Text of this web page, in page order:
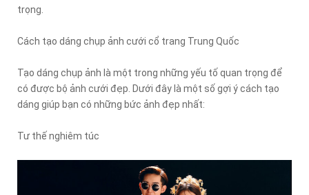
trọng.
Cách tạo dáng chụp ảnh cưới cổ trang Trung Quốc
Tạo dáng chụp ảnh là một trong những yếu tố quan trọng để
có được bộ ảnh cưới đẹp. Dưới đây là một số gợi ý cách tạo
dáng giúp bạn có những bức ảnh đẹp nhất:
Tư thế nghiêm túc